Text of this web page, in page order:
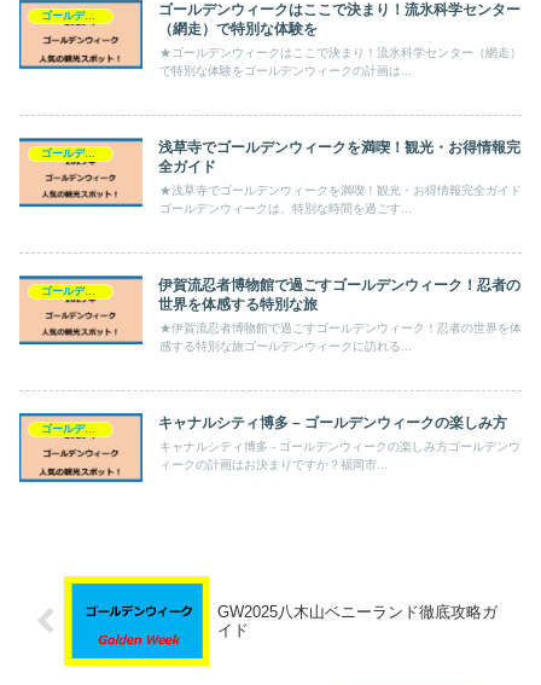
ゴールデンウィーク
ゴールデンウィークはここで決まり！流氷科学センター
（網走）で特別な体験を
★ゴールデンウィークはここで決まり！流氷科学センター（網走）
で特別な体験をゴールデンウィークの計画は...
ゴールデンウィーク
浅草寺でゴールデンウィークを満喫！観光・お得情報完
全ガイド
★浅草寺でゴールデンウィークを満喫！観光・お得情報完全ガイド
ゴールデンウィークは、特別な時間を過ごす...
ゴールデンウィーク
伊賀流忍者博物館で過ごすゴールデンウィーク！忍者の
世界を体感する特別な旅
★伊賀流忍者博物館で過ごすゴールデンウィーク！忍者の世界を体
感する特別な旅ゴールデンウィークに訪れる...
ゴールデンウィーク キャナルシティ博多 – ゴールデンウィークの楽しみ方
キャナルシティ博多 - ゴールデンウィークの楽しみ方ゴールデンウ
ィークの計画はお決まりですか？福岡市...
GW2025八木山ベニーランド徹底攻略ガ
イド